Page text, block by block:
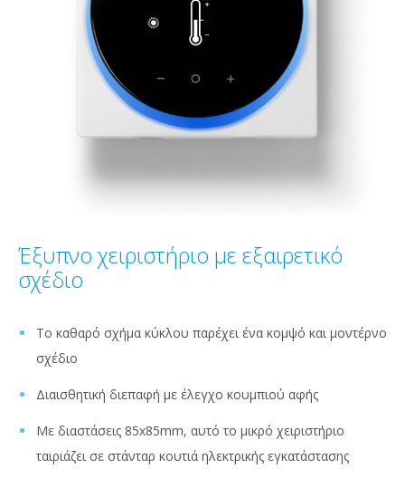
Έξυπνο χειριστήριο με εξαιρετικό
σχέδιο
Το καθαρό σχήμα κύκλου παρέχει ένα κομψό και μοντέρνο
σχέδιο
Διαισθητική διεπαφή με έλεγχο κουμπιού αφής
Με διαστάσεις 85x85mm, αυτό το μικρό χειριστήριο
ταιριάζει σε στάνταρ κουτιά ηλεκτρικής εγκατάστασης